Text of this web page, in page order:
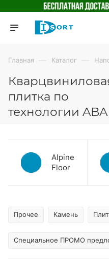
Главная — Каталог —
плитка по
технологии ABA
Alpine
Floor
Прочее Камень
Специальное ПРОМО